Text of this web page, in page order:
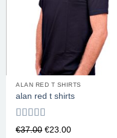
ALAN RED T SHIRTS
alan red t shirts
Waardering
€37.00 €23.00